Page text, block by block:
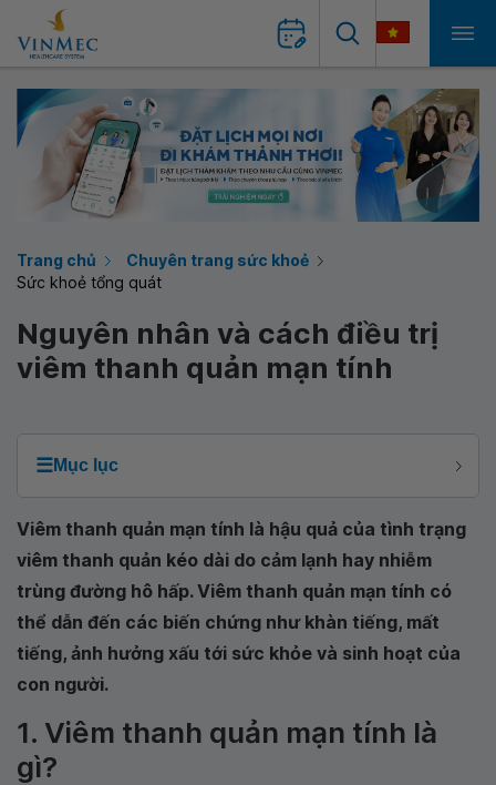
Trang chủ
Chuyên trang sức khoẻ
Sức khoẻ tổng quát
Nguyên nhân và cách điều trị
viêm thanh quản mạn tính
☰Mục lục
Viêm thanh quản mạn tính là hậu quả của tình trạng
viêm thanh quản kéo dài do cảm lạnh hay nhiễm
trùng đường hô hấp. Viêm thanh quản mạn tính có
thể dẫn đến các biến chứng như khàn tiếng, mất
tiếng, ảnh hưởng xấu tới sức khỏe và sinh hoạt của
con người.
1. Viêm thanh quản mạn tính là
gì?